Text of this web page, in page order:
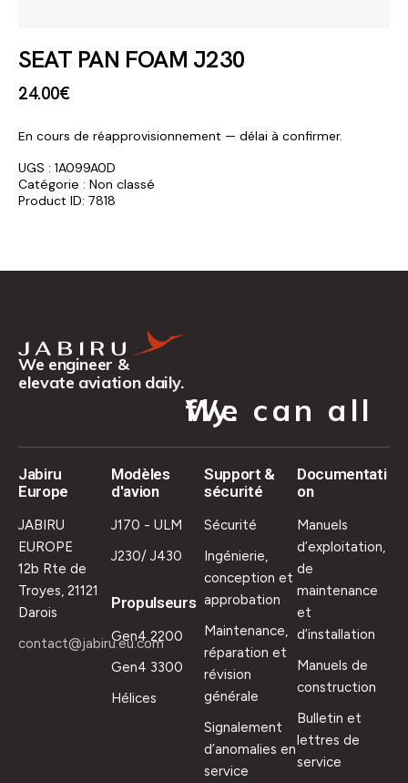
SEAT PAN FOAM J230
24.00€
En cours de réapprovisionnement — délai à confirmer.
UGS : 1A099A0D
Catégorie : Non classé
Product ID: 7818
We engineer &
elevate aviation daily.
We can all fly.
Jabiru
Europe
JABIRU
EUROPE
12b Rte de
Troyes, 21121
Darois
contact@jabiru.eu.com
Modèles
d'avion
J170 - ULM
J230/ J430
Propulseurs
Gen4 2200
Gen4 3300
Hélices
Support &
sécurité
Sécurité
Ingénierie,
conception et
approbation
Maintenance,
réparation et
révision
générale
Signalement
d’anomalies en
service
Documentati
on
Manuels
d’exploitation,
de
maintenance
et
d’installation
Manuels de
construction
Bulletin et
lettres de
service